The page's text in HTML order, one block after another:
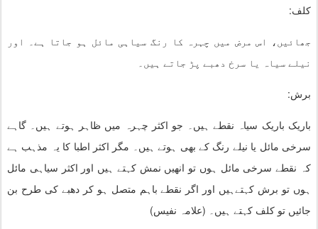
کلف:
جھائیں، اس مرض میں چہرہ کا رنگ سیاہی مائل ہو جاتا ہے۔ اور
نیلے سیاہ یا سرخ دھبے پڑ جاتے ہیں۔
برش:
باریک باریک سیاہ نقطے ہیں۔ جو اکثر چہرہ میں ظاہر ہوتے ہیں۔ گاہے
سرخی مائل یا نیلے رنگ کے بھی ہوتے ہیں۔ مگر اکثر اطبا کا یہ مذہب ہے
کہ نقطے سرخی مائل ہوں تو انھیں نمش کہتے ہیں اور اکثر سیاہی مائل
ہوں تو برش کہتےہیں اور اگر نقطے باہم متصل ہو کر دھبے کی طرح بن
جائیں تو کلف کہتے ہیں۔ (علامہ نفیس)